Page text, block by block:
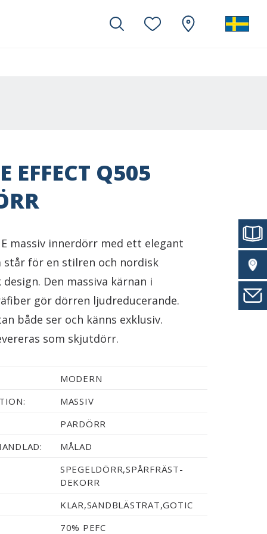
EFFECT Q505
massiv innerdörr med ett elegant
står för en stilren och nordisk
Den massiva kärnan i
gör dörren ljudreducerande.
både ser och känns exklusiv.
som skjutdörr.
MODERN
MASSIV
PARDÖRR
MÅLAD
SPEGELDÖRR,SPÅRFRÄST-
DEKORR
KLAR,SANDBLÄSTRAT,GOTIC
70% PEFC